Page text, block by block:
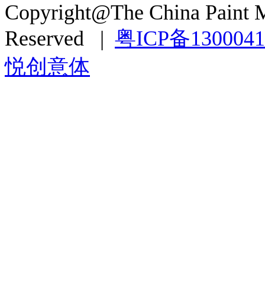
Copyright@The China Paint
Reserved | 粤ICP备
悦创意体